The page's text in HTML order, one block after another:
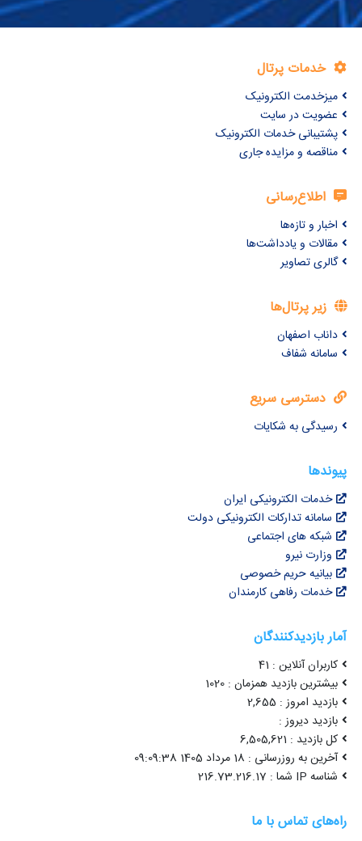
خدمات پرتال
میزخدمت الکترونیک
عضویت در سایت
پشتیبانی خدمات الکترونیک
مناقصه و مزایده جاری
اطلاع‌رسانی
اخبار و تازه‌ها
مقالات و یادداشت‌ها
گالری تصاویر
زیر پرتال‌ها
داناب اصفهان
سامانه شفاف
دسترسی سریع
رسیدگی به شکایات
پیوندها
خدمات الکترونیکی ایران
سامانه تدارکات الکترونیکی دولت
شبکه های اجتماعی
وزارت نیرو
بیانیه حریم خصوصی
خدمات رفاهی کارمندان
آمار بازدیدکنندگان
کاربران آنلاین : 41
بیشترین بازدید همزمان : 1020
بازدید امروز : 2,655
بازدید دیروز :
کل بازدید : 6,505,621
آخرین به روزرسانی : 18 مرداد 1405 09:09:38
شناسه IP شما : 216.73.216.17
راه‌های تماس با ما